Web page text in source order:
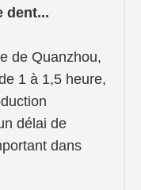
dent...
de Quanzhou,
1 à 1,5 heure,
délai de
dans